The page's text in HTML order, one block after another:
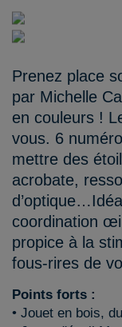
Prenez place
par Michelle
en couleurs !
vous. 6
mettre des
acrobate,
coordination
propice à la
fous-rires de
Points forts :
• Jouet en bois,